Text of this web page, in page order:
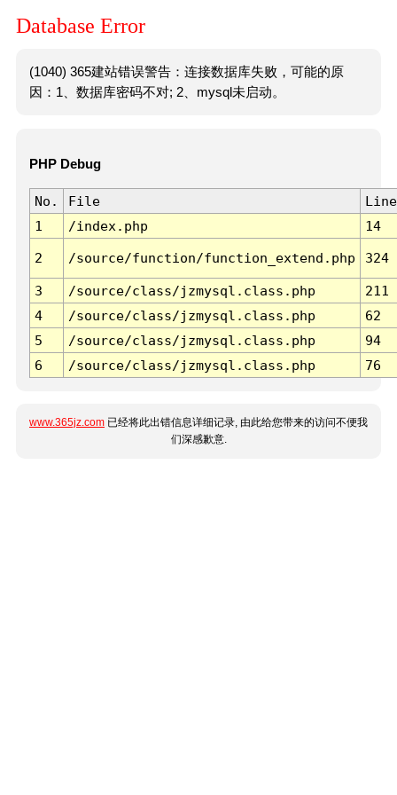
Database Error
(1040) 365建站错误警告：连接数据库失败，可能的原
因：1、数据库密码不对; 2、mysql未启动。
PHP Debug
No. File
Line
1
/index.php 14
2 /source/function/function_extend.php 324
3 /source/class/jzmysql.class.php
211
4
/source/class/jzmysql.class.php
62
5
/source/class/jzmysql.class.php
94
6
/source/class/jzmysql.class.php 76
www.365jz.com 已经将此出错信息详细记录, 由此给您带来的访问不便我
们深感歉意.